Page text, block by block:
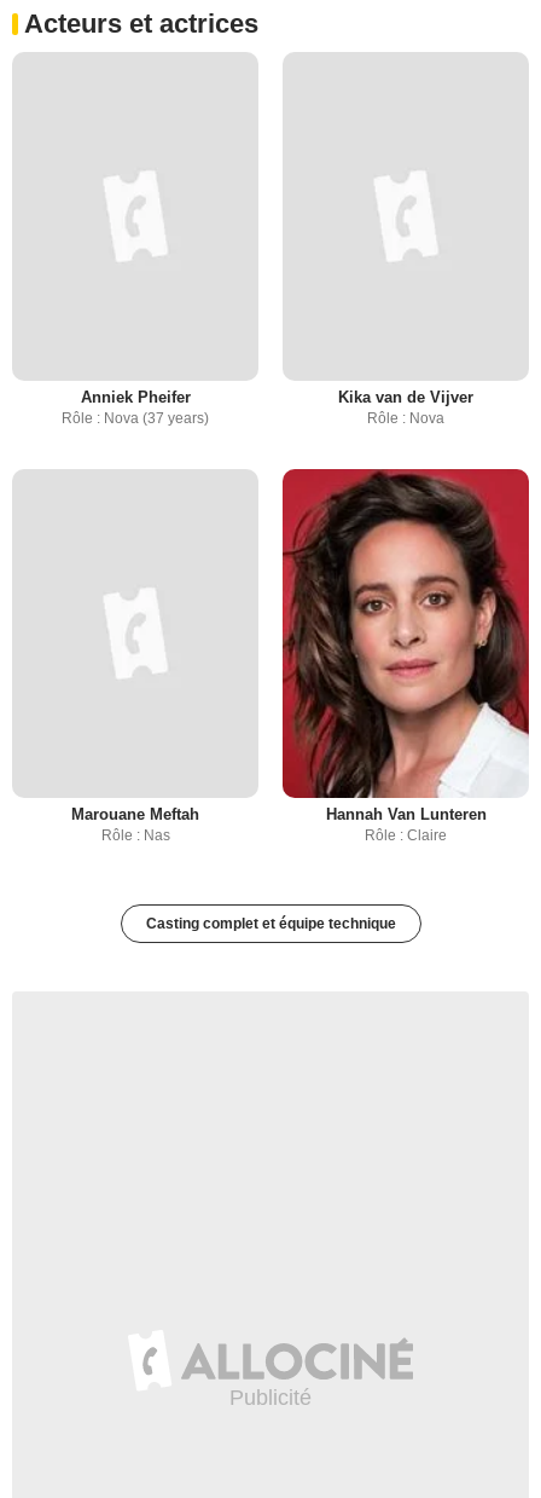
Acteurs et actrices
Anniek Pheifer
Rôle : Nova (37 years)
Kika van de Vijver
Rôle : Nova
Marouane Meftah
Rôle : Nas
Hannah Van Lunteren
Rôle : Claire
Casting complet et équipe technique